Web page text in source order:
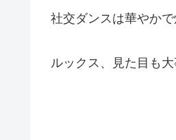
社交ダンスは華やかで
ルックス、見た目も大